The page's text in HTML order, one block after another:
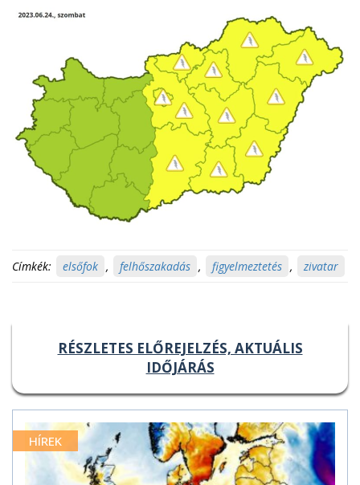
Címkék: elsőfok , felhőszakadás , figyelmeztetés , zivatar
RÉSZLETES ELŐREJELZÉS, AKTUÁLIS
IDŐJÁRÁS
HÍREK